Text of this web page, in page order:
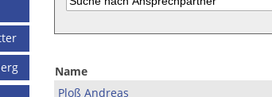
Name
Ploß Andreas